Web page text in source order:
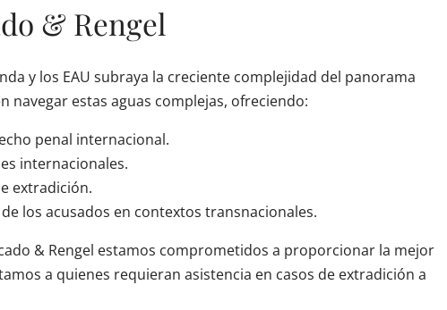
& Rengel
y los EAU subraya la creciente complejidad del panorama
navegar estas aguas complejas, ofreciendo:
penal internacional.
internacionales.
extradición.
los acusados en contextos transnacionales.
& Rengel estamos comprometidos a proporcionar la mejor
a quienes requieran asistencia en casos de extradición a